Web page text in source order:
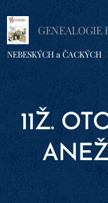
GENEALOGIE
NEBESKÝCH a ČACKÝCH
11Ž.